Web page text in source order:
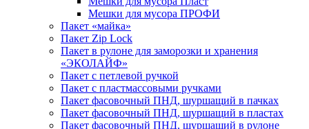
Мешки для мусора ПРОФИ
Пакет «майка»
Пакет Zip Lock
Пакет в рулоне для заморозки и хранения
«ЭКОЛАЙФ»
Пакет с петлевой ручкой
Пакет с пластмассовыми ручками
Пакет фасовочный ПНД, шуршащий в пачках
Пакет фасовочный ПНД, шуршащий в пластах
Пакет фасовочный ПНД, шуршащий в рулоне